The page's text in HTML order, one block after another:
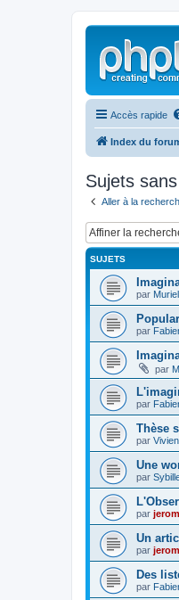
Accès rapide
Index du
Sujets
Aller à la
SUJETS
par Muriel
par
par
par
Thèse
par
Une
par
par
Un
par
Des
par